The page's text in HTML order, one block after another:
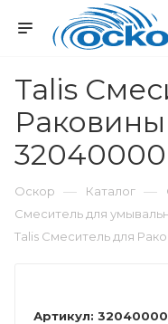
Talis
32040000
Оскор — Каталог —
Смеситель для
Talis Смеситель для
Артикул: 32040000